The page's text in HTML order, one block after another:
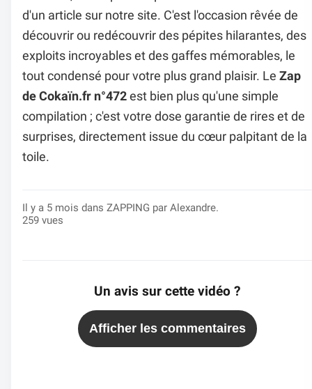
d'un article sur notre site. C'est l'occasion rêvée de
découvrir ou redécouvrir des pépites hilarantes, des
exploits incroyables et des gaffes mémorables, le
tout condensé pour votre plus grand plaisir. Le Zap
de Cokaïn.fr n°472 est bien plus qu'une simple
compilation ; c'est votre dose garantie de rires et de
surprises, directement issue du cœur palpitant de la
toile.
Il y a 5 mois dans ZAPPING par Alexandre.
259 vues
Un avis sur cette vidéo ?
Afficher les commentaires